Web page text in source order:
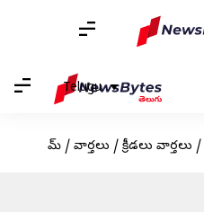
Telugu
హోమ్ / వార్తలు / క్రీడలు వార్తలు /